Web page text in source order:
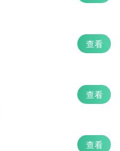
查看
查看
查看